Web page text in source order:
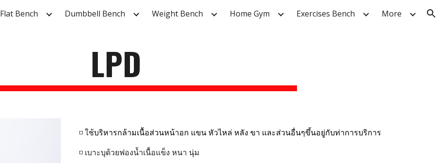
Skip to main content Skip to navigation
Flat Bench Dumbbell Bench Weight Bench Home Gym Exercises Bench More
LPD
◽ ใช้บริหารกล้ามเนื้อส่วนหน้าอก แขน หัวไหล่ หลัง ขา และส่วนอื่นๆขึ้นอยู่กับท่าการบริการ
◽ เบาะบุด้วยฟองน้ำเนื้อแข็ง หนา นุ่ม